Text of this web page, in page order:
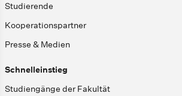
Studierende
Kooperationspartner
Presse & Medien
Schnelleinstieg
Studiengänge der Fakultät